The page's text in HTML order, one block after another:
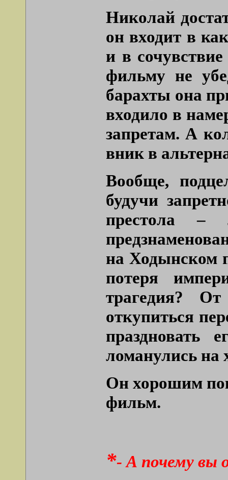
Николай
он входит в
и в
фильму не
барахты она
входило в
запретам. А
вник в
Вообще,
будучи
престола –
на Ходынском
потеря
трагедия?
откупиться
праздновать
ломанулись
Он хорошим
фильм.
*- А почему вы